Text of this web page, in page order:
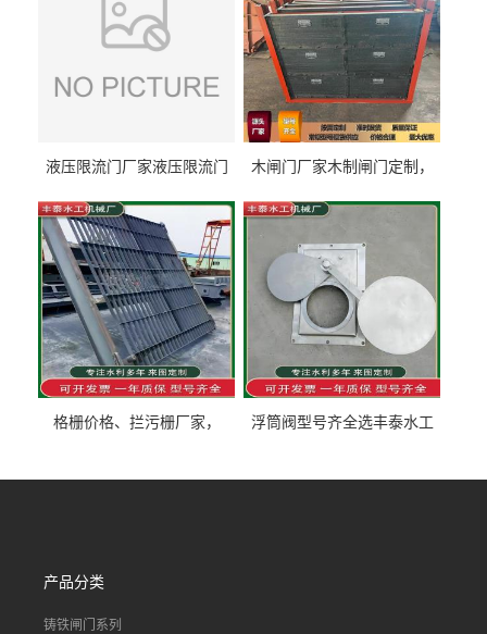
液压限流门厂家液压限流门
泰制造
木闸门厂家木制闸门定制，
型号齐全
格栅价格、拦污栅厂家，
浮筒阀型号齐全选丰泰水工
道水库电站污水处理钢制闸
产品分类
铸铁闸门系列